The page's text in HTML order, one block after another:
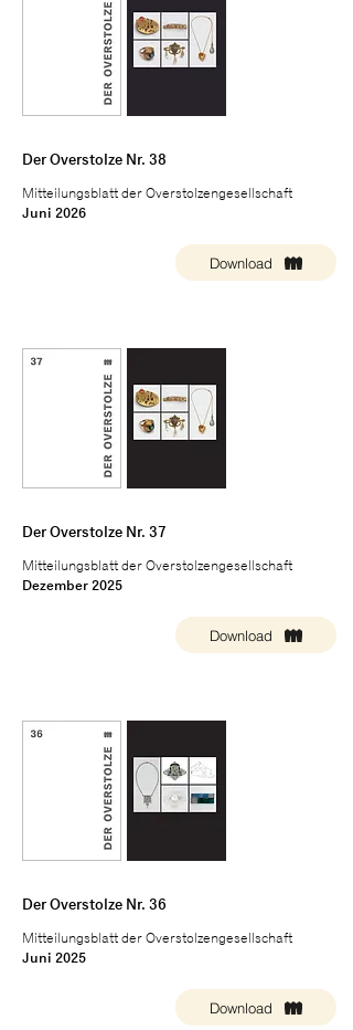
Der Overstolze Nr. 38
Mitteilungsblatt der Overstolzengesellschaft
Juni 2026
Download
Der Overstolze Nr. 37
Mitteilungsblatt der Overstolzengesellschaft
Dezember 2025
Download
Der Overstolze Nr. 36
Mitteilungsblatt der Overstolzengesellschaft
Juni 2025
Download